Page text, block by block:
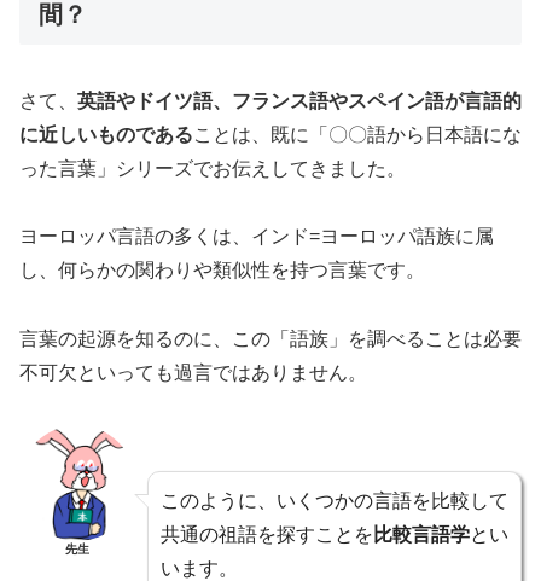
間？
さて、 英語やドイツ語、フランス語やスペイン語が言語的
に近しいものであることは、既に「〇〇語から日本語にな
った言葉」シリーズでお伝えしてきました。
ヨーロッパ言語の多くは、インド=ヨーロッパ語族に属
し、何らかの関わりや類似性を持つ言葉です。
言葉の起源を知るのに、この「語族」を調べることは必要
不可欠といっても過言ではありません。
先生
このように、いくつかの言語を比較して
共通の祖語を探すことを 比較言語学とい
います。